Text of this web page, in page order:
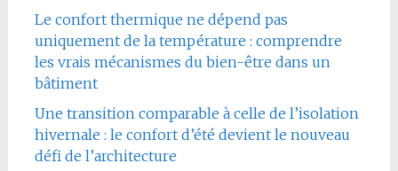
Le confort thermique ne dépend pas
uniquement de la température : comprendre
les vrais mécanismes du bien-être dans un
bâtiment
Une transition comparable à celle de l’isolation
hivernale : le confort d’été devient le nouveau
défi de l’architecture